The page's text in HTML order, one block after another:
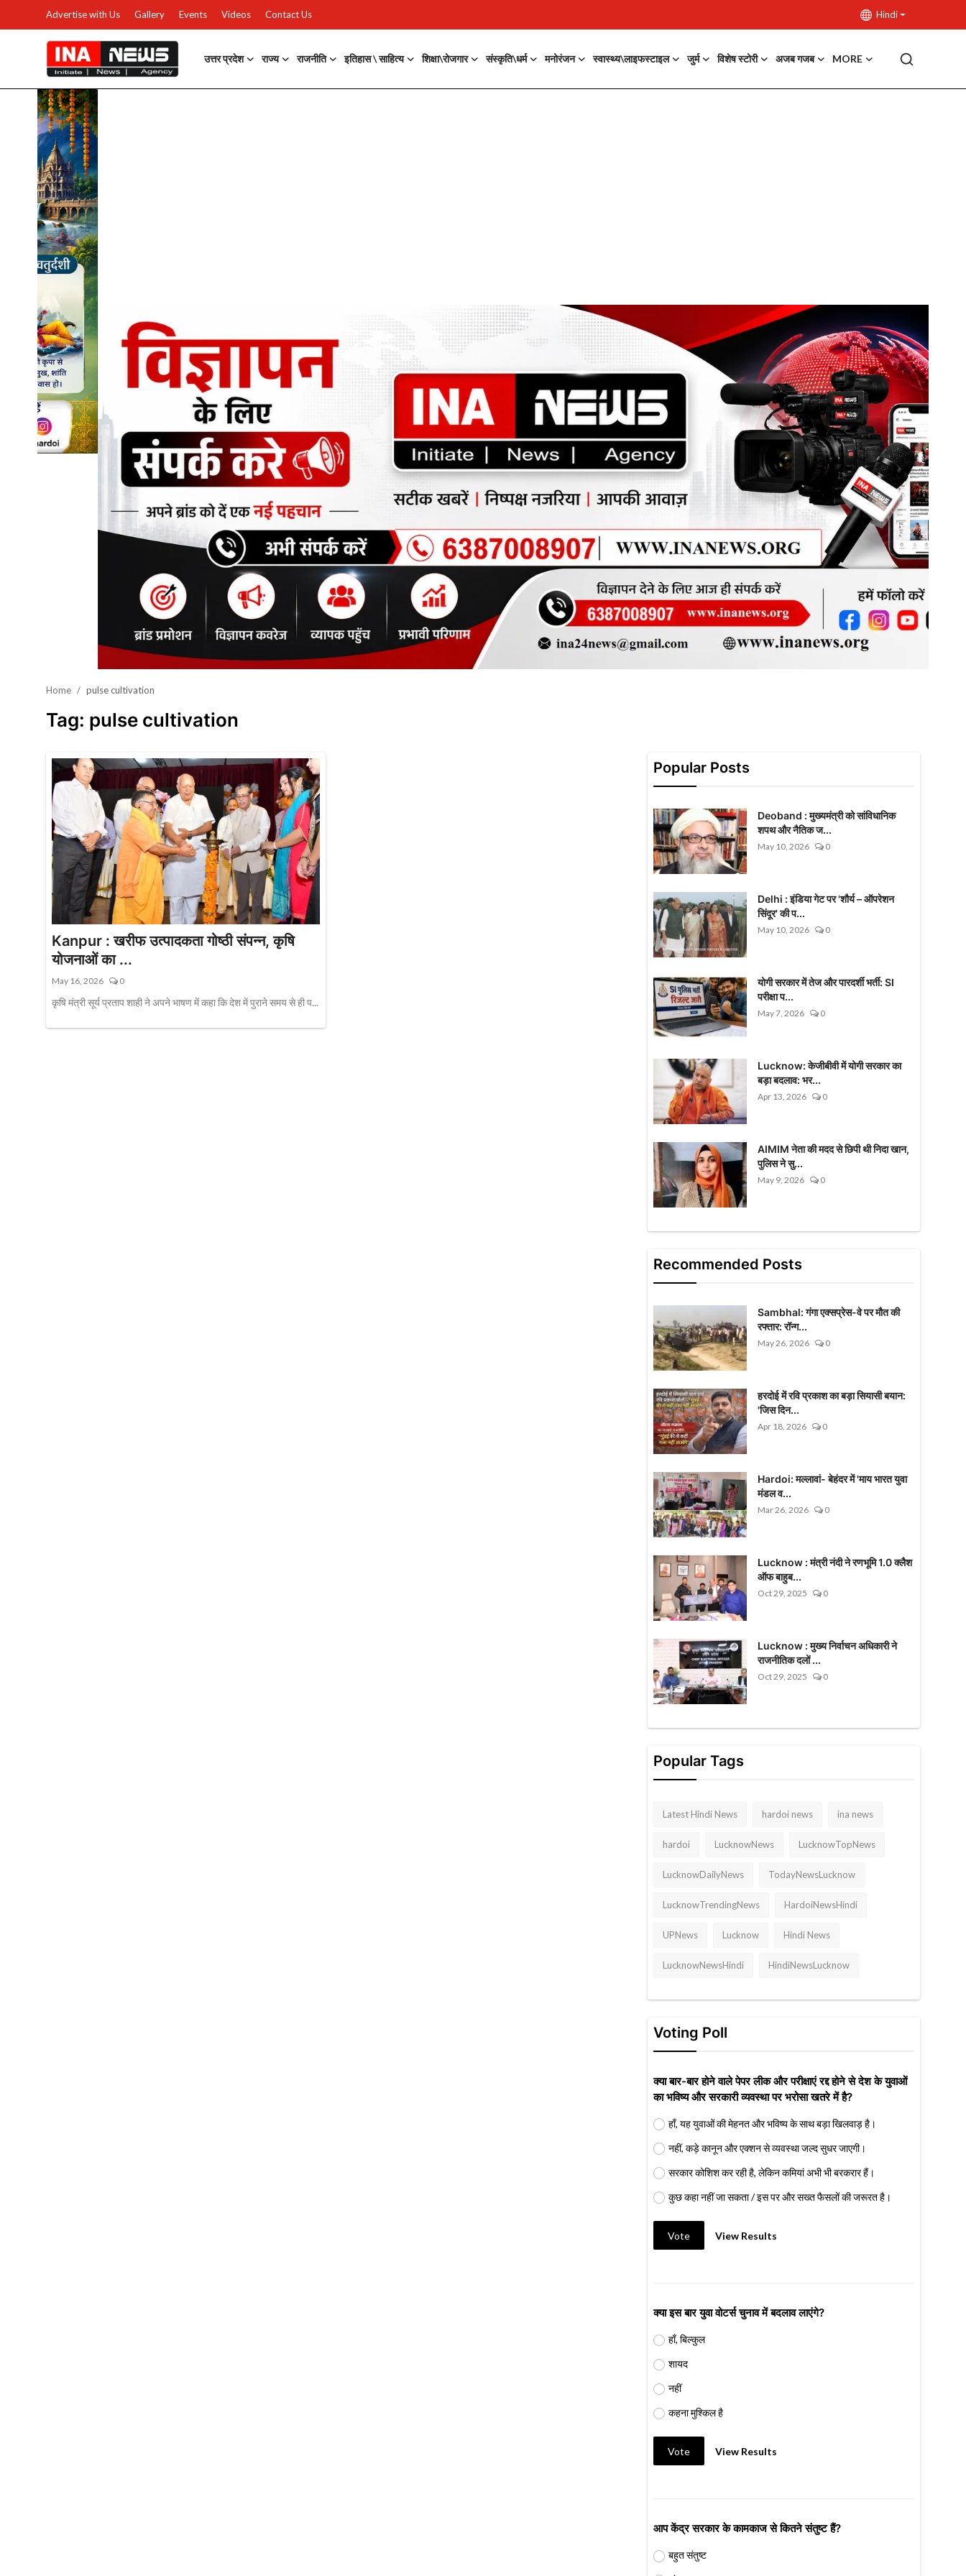
Advertise with Us Gallery Events Videos Contact Us Hindi
उत्तर प्रदेश राज्य राजनीति इतिहास \ साहित्य शिक्षा\रोजगार संस्कृति\धर्म मनोरंजन स्वास्थ्य\लाइफस्टाइल जुर्म विशेष स्टोरी अजब गजब MORE
उत्तर प्रदेश
Advertise with Us
Events
Gallery
राजनीति
इतिहास \ साहित्य
शिक्षा\रोजगार
संस्कृति\धर्म
मनोरंजन
स्वास्थ्य\लाइफस्टाइल
वायरल न्यूज़
Home pulse cultivation
Tag: pulse cultivation
Kanpur : खरीफ उत्पादकता गोष्ठी संपन्न, कृषि
योजनाओं का ...
May 16, 2026 0
कृषि मंत्री सूर्य प्रताप शाही ने अपने भाषण में कहा कि देश में पुराने समय से ही प...
Popular Posts
Deoband : मुख्यमंत्री को सांविधानिक
शपथ और नैतिक ज...
May 10, 2026 0
Delhi : इंडिया गेट पर 'शौर्य – ऑपरेशन
सिंदूर' की प...
May 10, 2026 0
योगी सरकार में तेज और पारदर्शी भर्ती: SI
परीक्षा प...
May 7, 2026 0
Lucknow: केजीबीवी में योगी सरकार का
बड़ा बदलाव: भर...
Apr 13, 2026 0
AIMIM नेता की मदद से छिपी थी निदा खान,
पुलिस ने सु...
May 9, 2026 0
Recommended Posts
Sambhal: गंगा एक्सप्रेस-वे पर मौत की
रफ्तार: रॉन्ग...
May 26, 2026 0
हरदोई में रवि प्रकाश का बड़ा सियासी बयान:
'जिस दिन...
Apr 18, 2026 0
Hardoi: मल्लावां- बेहंदर में 'माय भारत युवा
मंडल व...
Mar 26, 2026 0
Lucknow : मंत्री नंदी ने रणभूमि 1.0 क्लैश
ऑफ बाहुब...
Oct 29, 2025 0
Lucknow : मुख्य निर्वाचन अधिकारी ने
राजनीतिक दलों ...
Oct 29, 2025 0
Popular Tags
Latest Hindi News hardoi news ina news
hardoi LucknowNews LucknowTopNews
LucknowDailyNews TodayNewsLucknow
LucknowTrendingNews HardoiNewsHindi
UPNews Lucknow Hindi News
LucknowNewsHindi HindiNewsLucknow
Voting Poll
क्या बार-बार होने वाले पेपर लीक और परीक्षाएं रद्द होने से देश के युवाओं
का भविष्य और सरकारी व्यवस्था पर भरोसा खतरे में है?
हाँ, यह युवाओं की मेहनत और भविष्य के साथ बड़ा खिलवाड़ है।
नहीं, कड़े कानून और एक्शन से व्यवस्था जल्द सुधर जाएगी।
सरकार कोशिश कर रही है, लेकिन कमियां अभी भी बरकरार हैं।
कुछ कहा नहीं जा सकता / इस पर और सख्त फैसलों की जरूरत है।
Vote View Results
क्या इस बार युवा वोटर्स चुनाव में बदलाव लाएंगे?
हाँ, बिल्कुल
शायद
नहीं
कहना मुश्किल है
Vote View Results
आप केंद्र सरकार के कामकाज से कितने संतुष्ट हैं?
बहुत संतुष्ट